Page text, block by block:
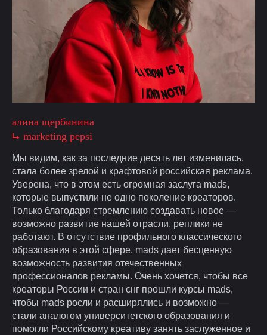
алина щербинина
⮡ marketing pepsi
Мы видим, как за последние десять лет изменилась,
стала более зрелой и крафтовой российская реклама.
Уверена, что в этом есть огромная заслуга mads,
которые выпустили не одно поколение креаторов.
Только благодаря стремлению создавать новое —
возможно развитие нашей отрасли, реплики не
работают. В отсутствие профильного классического
образования в этой сфере, mads дает бесценную
возможность развития отечественных
профессионалов рекламы. Очень хочется, чтобы все
креаторы России и стран снг прошли курсы mads,
чтобы mads росли и расширялись и возможно —
стали аналогом университетского образования и
помогли Российскому креативу занять заслуженное и